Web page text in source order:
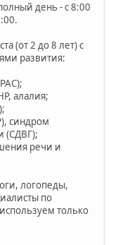
день - с 8:00
(от 2 до 8 лет) с
развития:
алалия;
синдром
(СДВГ);
речи и
логопеды,
по
только